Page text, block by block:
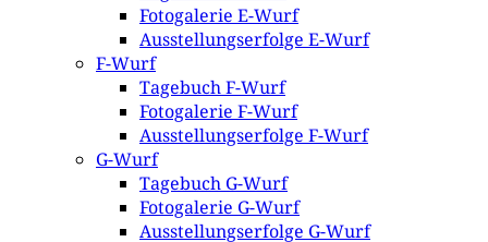
Fotogalerie E-Wurf
Ausstellungserfolge E-Wurf
F-Wurf
Tagebuch F-Wurf
Fotogalerie F-Wurf
Ausstellungserfolge F-Wurf
G-Wurf
Tagebuch G-Wurf
Fotogalerie G-Wurf
Ausstellungserfolge G-Wurf